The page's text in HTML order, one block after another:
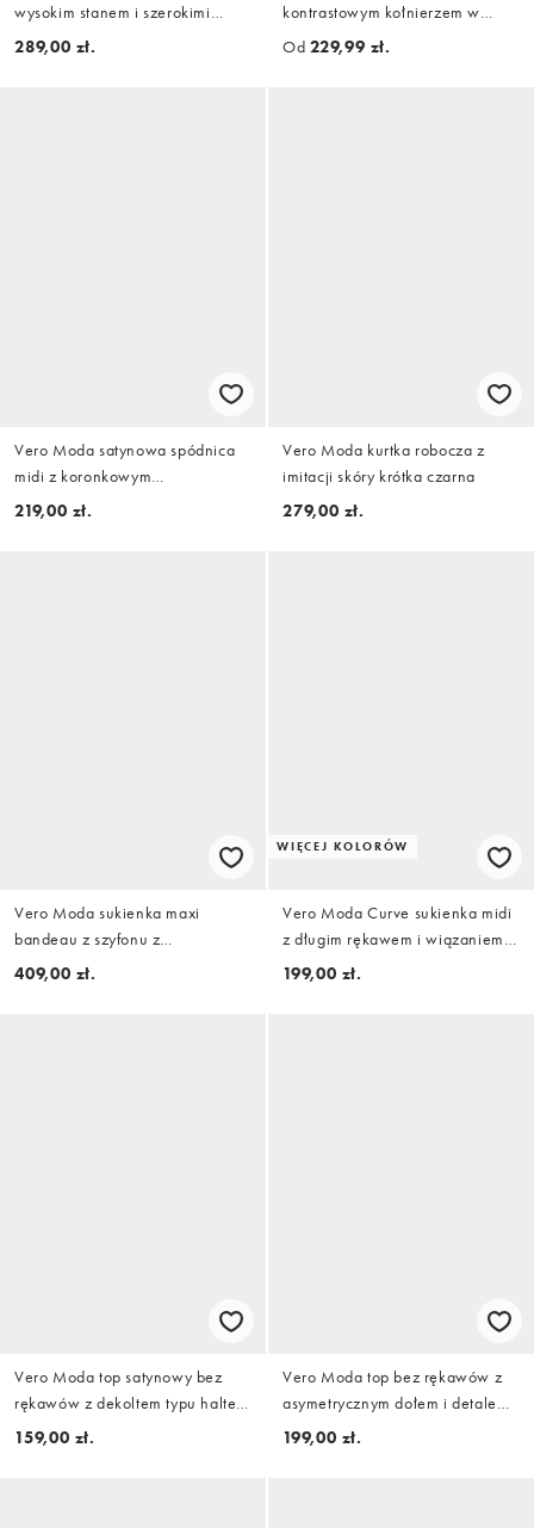
wysokim stanem i szerokimi
nogawkami w spranym średnim
289,00 zł.
kontrastowym kołnierzem w
kolorze oatmeal
Od 229,99 zł.
Vero Moda satynowa spódnica
midi z koronkowym
wykończeniem dołu w kolorze
219,00 zł.
Vero Moda kurtka robocza z
imitacji skóry krótka czarna
279,00 zł.
Vero Moda sukienka maxi
bandeau z szyfonu z
falbankowym wykończeniem w
409,00 zł.
WIĘCEJ KOLORÓW
Vero Moda Curve sukienka midi
z długim rękawem i wiązaniem
w kolorze czarnym
199,00 zł.
Vero Moda top satynowy bez
rękawów z dekoltem typu halter
w kolorze kremowym
159,00 zł.
Vero Moda top bez rękawów z
asymetrycznym dołem i detalem
wiązania w kratę w kolorze
199,00 zł.